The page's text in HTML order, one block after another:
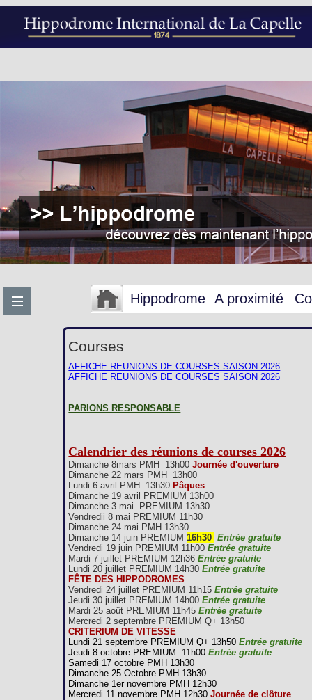
Hippodrome A proximité
Courses
AFFICHE REUNIONS DE COURSES SAISON 2026
AFFICHE REUNIONS DE COURSES SAISON 2026
PARIONS RESPONSABLE
Calendrier des réunions de courses 2026
Dimanche 8mars PMH 13h00Journée d'ouverture
Dimanche 22 mars PMH 13h00
Lundi 6 avril PMH 13h30 Pâques
Dimanche 19 avril PREMIUM 13h00
Dimanche 3 mai PREMIUM 13h30
Vendredii 8 mai PREMIUM 11h30
Dimanche 24 mai PMH 13h30
Dimanche 14 juin PREMIUM16h30 Entrée gratuite
Vendredi 19 juin PREMIUM 11h00Entrée gratuite
Mardi 7 juillet PREMIUM 12h36Entrée gratuite
Lundi 20 juillet PREMIUM 14h30Entrée gratuite
FÊTE DES HIPPODROMES
Vendredi 24 juillet PREMIUM 11h15Entrée gratuite
Jeudi 30 juillet PREMIUM 14h00 Entrée gratuite
Mardi 25 août PREMIUM 11h45Entrée gratuite
Mercredi 2 septembre PREMIUM Q+ 13h50
CRITERIUM DE VITESSE
Lundi 21 septembre PREMIUM Q+ 13h50Entrée gratuite
Jeudi 8 octobre PREMIUM 11h00Entrée gratuite
Samedi 17 octobre PMH 13h30
Dimanche 25 Octobre PMH 13h30
Dimanche 1er novembre PMH 12h30
Mercredi 11 novembre PMH 12h30Journée de clôture